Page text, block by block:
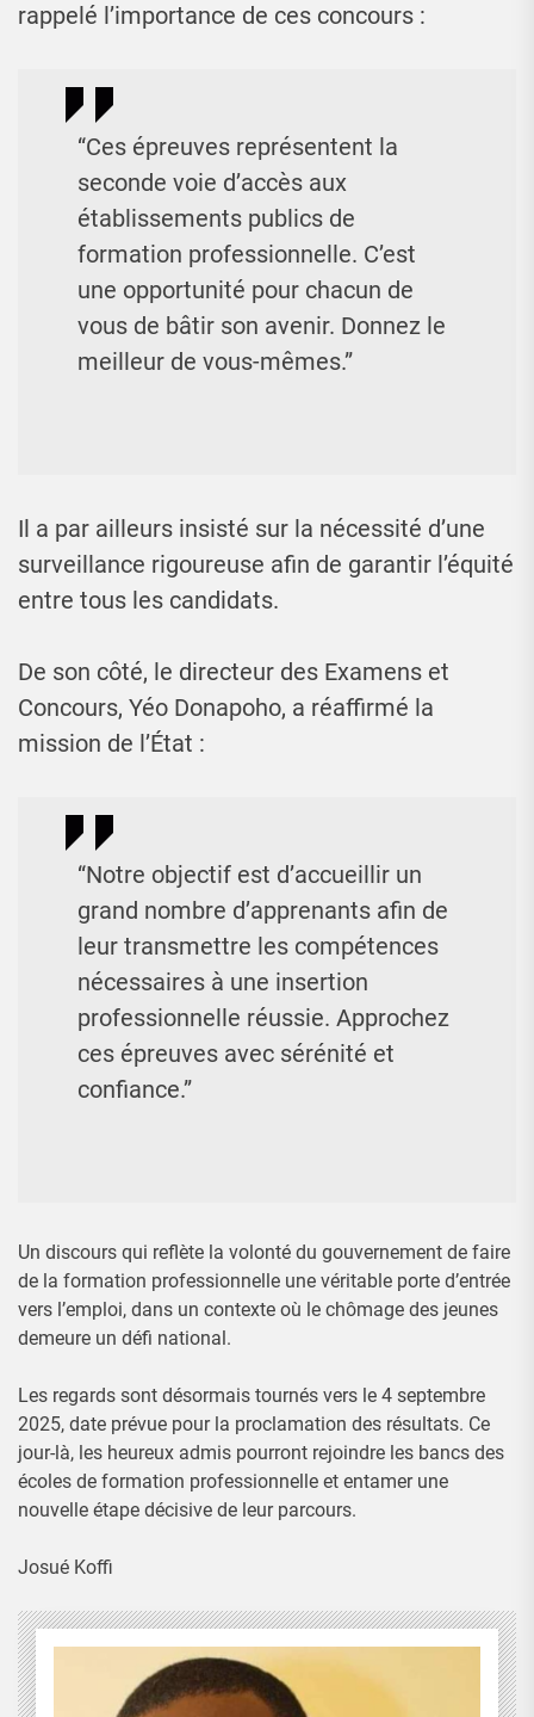
rappelé l’importance de ces concours :
“Ces épreuves représentent la
seconde voie d’accès aux
établissements publics de
formation professionnelle. C’est
une opportunité pour chacun de
vous de bâtir son avenir. Donnez le
meilleur de vous-mêmes.”
Il a par ailleurs insisté sur la nécessité d’une
surveillance rigoureuse afin de garantir l’équité
entre tous les candidats.
De son côté, le directeur des Examens et
Concours, Yéo Donapoho, a réaffirmé la
mission de l’État :
“Notre objectif est d’accueillir un
grand nombre d’apprenants afin de
leur transmettre les compétences
nécessaires à une insertion
professionnelle réussie. Approchez
ces épreuves avec sérénité et
confiance.”
Un discours qui reflète la volonté du gouvernement de faire
de la formation professionnelle une véritable porte d’entrée
vers l’emploi, dans un contexte où le chômage des jeunes
demeure un défi national.
Les regards sont désormais tournés vers le 4 septembre
2025, date prévue pour la proclamation des résultats. Ce
jour-là, les heureux admis pourront rejoindre les bancs des
écoles de formation professionnelle et entamer une
nouvelle étape décisive de leur parcours.
Josué Koffi